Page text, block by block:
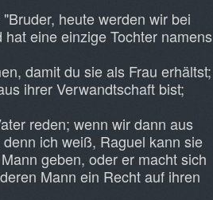
heute werden wir bei
eine einzige Tochter namens
damit du sie als Frau erhältst;
ihrer Verwandtschaft bist;
reden; wenn wir dann aus
ich weiß, Raguel kann sie
geben, oder er macht sich
Mann ein Recht auf ihren